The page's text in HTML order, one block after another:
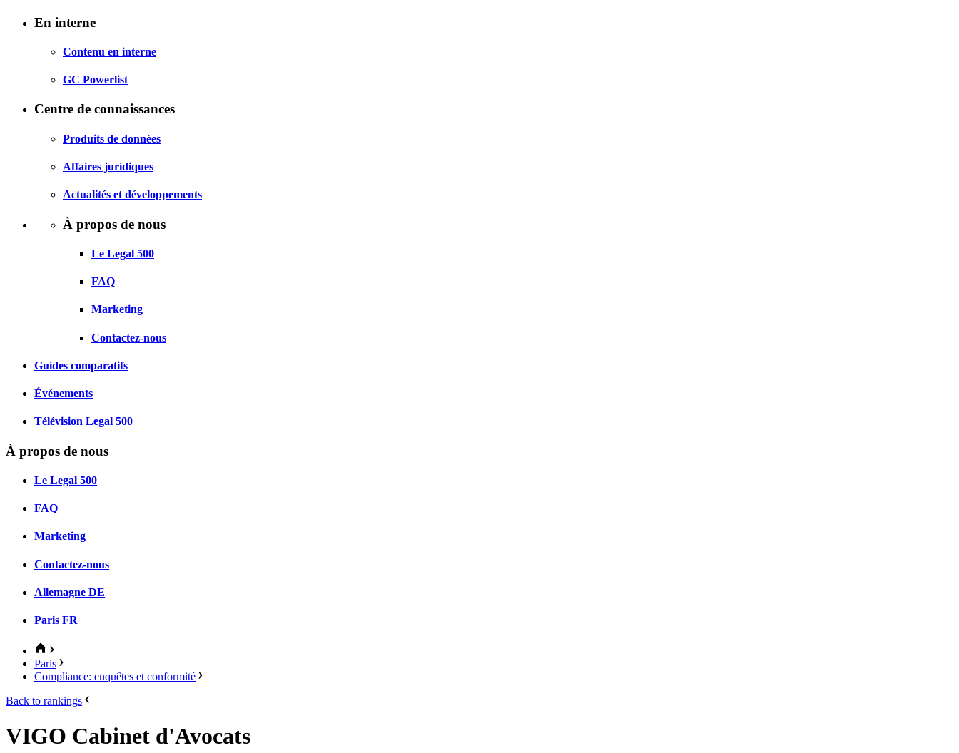
En interne
Contenu en interne
GC Powerlist
Centre de connaissances
Produits de données
Affaires juridiques
Actualités et développements
À propos de nous
Le Legal 500
FAQ
Marketing
Contactez-nous
Guides comparatifs
Événements
Télévision Legal 500
À propos de nous
Le Legal 500
FAQ
Marketing
Contactez-nous
Allemagne DE
Paris FR
Paris
Compliance: enquêtes et conformité
Back to rankings
VIGO Cabinet d'Avocats